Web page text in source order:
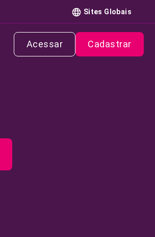
Sites Globais
Acessar Cadastrar